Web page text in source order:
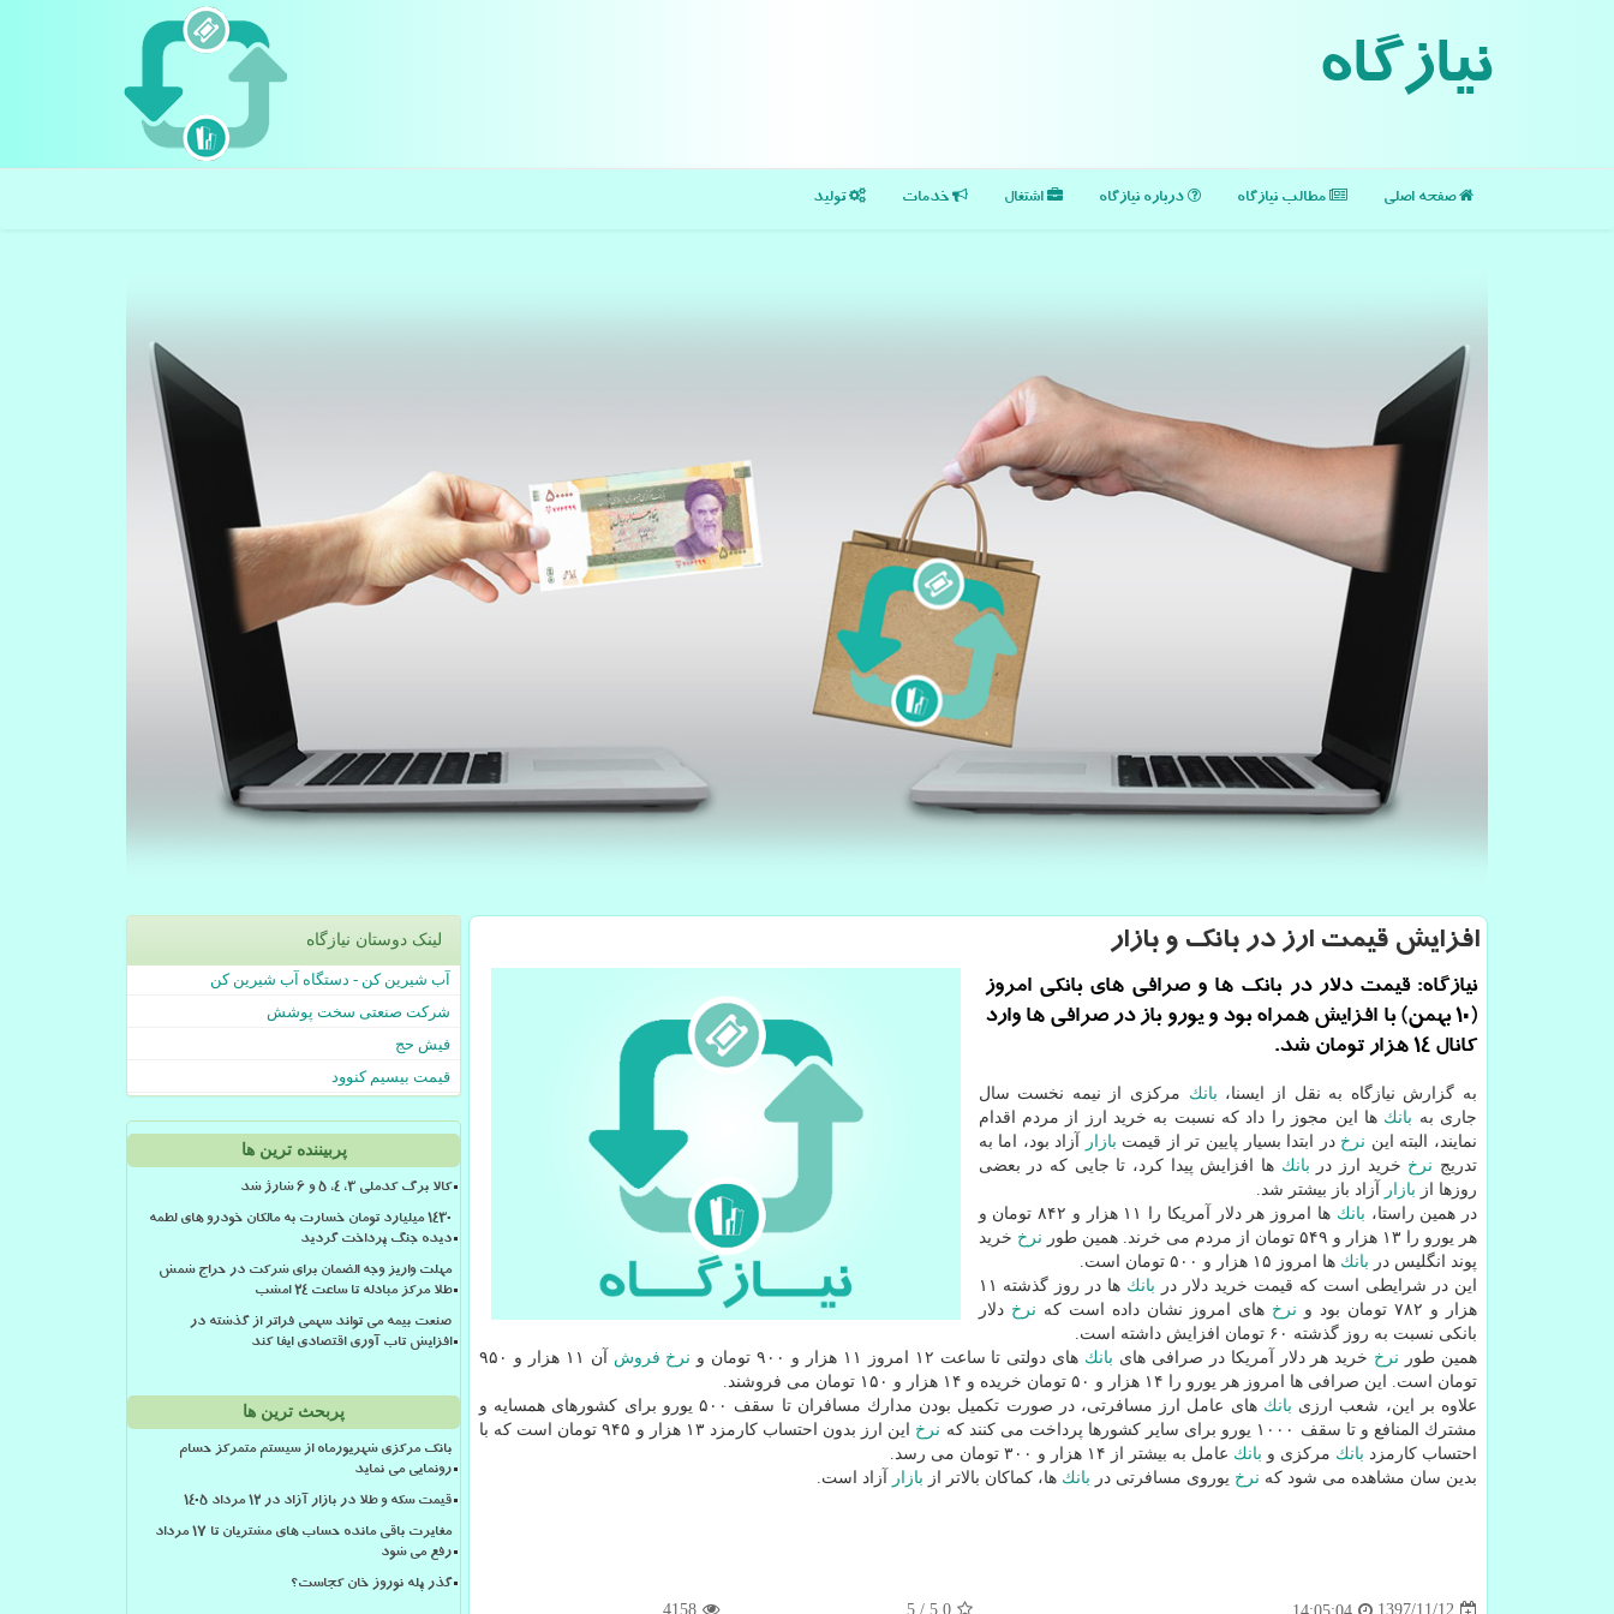
نیازگاه
صفحه اصلی مطالب نیازگاه درباره نیازگاه اشتغال خدمات تولید
افزایش قیمت ارز در بانك و بازار
نیازگاه: قیمت دلار در بانك ها و صرافی های بانكی امروز
(۱۰ بهمن) با افزایش همراه بود و یورو باز در صرافی ها وارد
كانال ۱۴ هزار تومان شد.
به گزارش نیازگاه به نقل از ایسنا، بانك مركزی از نیمه نخست سال
جاری به بانك ها این مجوز را داد كه نسبت به خرید ارز از مردم اقدام
نمایند، البته این نرخ در ابتدا بسیار پایین تر از قیمت بازار
آزاد بود، اما به
تدریج نرخ خرید ارز در بانك ها افزایش پیدا كرد، تا جایی كه در بعضی
روزها از بازار
آزاد باز بیشتر شد.
در همین راستا، بانك
ها امروز هر دلار آمریكا را ۱۱ هزار و ۸۴۲ تومان و
هر یورو را ۱۳ هزار و ۵۴۹ تومان از مردم می خرند. همین طور
نرخ خرید
پوند انگلیس در بانك ها امروز ۱۵ هزار و ۵۰۰ تومان است.
این در شرایطی است كه قیمت خرید دلار در بانك
ها در روز گذشته ۱۱
هزار و ۷۸۲ تومان بود و
نرخ های امروز نشان داده است كه نرخ دلار
بانكی نسبت به روز گذشته ۶۰ تومان افزایش داشته است.
همین طور نرخ خرید هر دلار آمریكا در صرافی های بانك های دولتی تا ساعت ۱۲ امروز ۱۱ هزار و ۹۰۰ تومان و نرخ فروش
آن ۱۱ هزار و ۹۵۰
تومان است. این صرافی ها امروز هر یورو را ۱۴ هزار و ۵۰ تومان خریده و ۱۴ هزار و ۱۵۰ تومان می فروشند.
علاوه بر این، شعب ارزی بانك
های عامل ارز مسافرتی، در صورت تكمیل بودن مدارك مسافران تا سقف ۵۰۰ یورو برای كشورهای همسایه و
مشترك المنافع و تا سقف ۱۰۰۰ یورو برای سایر كشورها پرداخت می كنند كه
نرخ
این ارز بدون احتساب كارمزد ۱۳ هزار و ۹۴۵ تومان است كه با
احتساب كارمزد بانك مركزی و بانك عامل به بیشتر از ۱۴ هزار و ۳۰۰ تومان می رسد.
بدین سان مشاهده می شود كه نرخ یوروی مسافرتی در بانك ها، كماكان بالاتر از بازار آزاد است.
1397/11/12
5.0
/
5
4158
لینک دوستان نیازگاه
آب شیرین کن - دستگاه آب شیرین کن
شرکت صنعتی سخت پوشش
فیش حج
قیمت بیسیم کنوود
پربیننده ترین ها
کالا برگ کدملی 3، 4، 5 و 6 شارژ شد
۱۴۳۰ میلیارد تومان خسارت به مالکان خودرو های لطمه
دیده جنگ پرداخت گردید
مهلت واریز وجه الضمان برای شرکت در حراج شمش
طلا مرکز مبادله تا ساعت ۲۴ امشب
صنعت بیمه می تواند سهمی فراتر از گذشته در
افزایش تاب آوری اقتصادی ایفا کند
پربحث ترین ها
بانک مرکزی شهریورماه از سیستم متمرکز حسام
رونمایی می نماید
قیمت سکه و طلا در بازار آزاد در ۱۲ مرداد ۱۴۰۵
مغایرت باقی مانده حساب های مشتریان تا 17 مرداد
رفع می شود
گذر پله نوروز خان کجاست؟